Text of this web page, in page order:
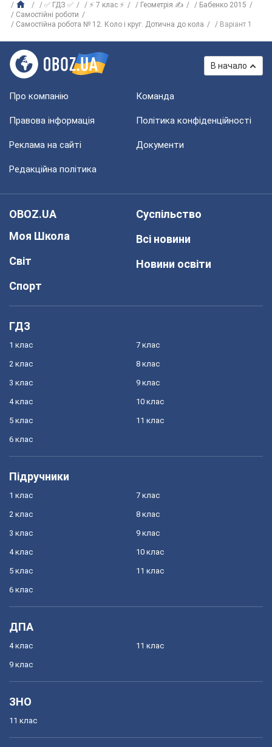
✅ ГДЗ ✅ ⚡ 7 клас ⚡ Геометрія ✍
Бабенко 2015
Самостійні роботи
Самостійна робота № 12. Коло і круг. Дотична до кола
Варіант 1
В начало
Про компанію Команда
Правова інформація Політика конфіденційності
Реклама на сайті Документи
Редакційна політика
OBOZ.UA
Моя Школа
Світ
Спорт
Суспільство
Всі новини
Новини освіти
ГДЗ
1 клас
2 клас
3 клас
4 клас
5 клас
6 клас
7 клас
8 клас
9 клас
10 клас
11 клас
Підручники
1 клас
2 клас
3 клас
4 клас
5 клас
6 клас
7 клас
8 клас
9 клас
10 клас
11 клас
ДПА
4 клас
9 клас
11 клас
ЗНО
11 клас